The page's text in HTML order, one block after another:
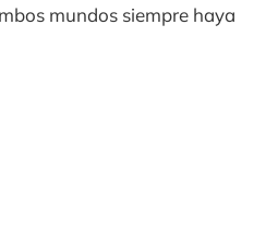
mundos siempre haya